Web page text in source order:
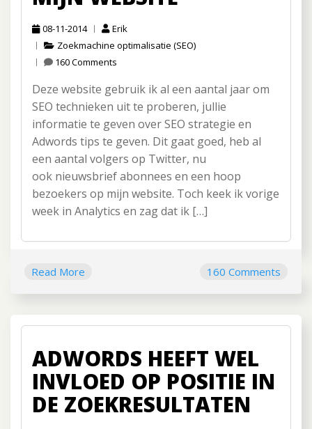
08-11-2014
Erik
Zoekmachine optimalisatie (SEO)
160 Comments
Deze website gebruik ik al een aantal jaar om
SEO technieken uit te proberen, jullie
informatie te geven over SEO strategie en
Adwords tips te geven. Dit gaat goed, heb al
een aantal volgers op Twitter, nu
ook nieuwsbrief abonnees en een hoop
bezoekers op mijn website. Toch keek ik vorige
week in Analytics en zag dat ik […]
Read More 160 Comments
ADWORDS HEEFT WEL
INVLOED OP POSITIE IN
DE ZOEKRESULTATEN